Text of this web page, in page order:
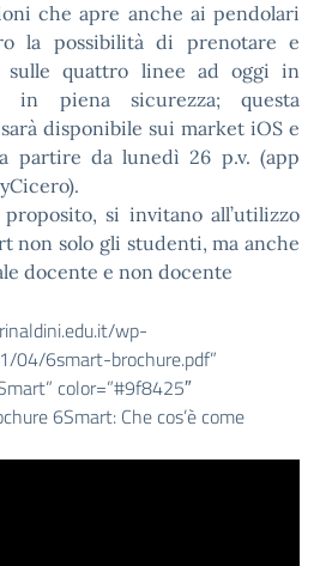
che apre anche ai pendolari
la possibilità di prenotare e
sulle quattro linee ad oggi in
in piena sicurezza; questa
disponibile sui market iOS e
partire da lunedì 26 p.v. (app
si invitano all’utilizzo
non solo gli studenti, ma anche
docente e non docente
wp-
04/6smart-brochure.pdf”
color=”#9f8425″
6Smart: Che cos’è come